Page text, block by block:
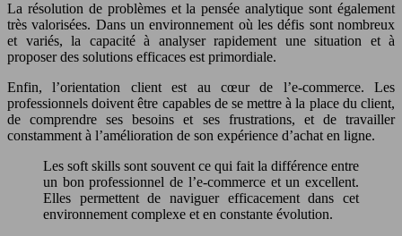
La résolution de problèmes et la pensée analytique sont également
très valorisées. Dans un environnement où les défis sont nombreux
et variés, la capacité à analyser rapidement une situation et à
proposer des solutions efficaces est primordiale.
Enfin, l’orientation client est au cœur de l’e-commerce. Les
professionnels doivent être capables de se mettre à la place du client,
de comprendre ses besoins et ses frustrations, et de travailler
constamment à l’amélioration de son expérience d’achat en ligne.
Les soft skills sont souvent ce qui fait la différence entre
un bon professionnel de l’e-commerce et un excellent.
Elles permettent de naviguer efficacement dans cet
environnement complexe et en constante évolution.